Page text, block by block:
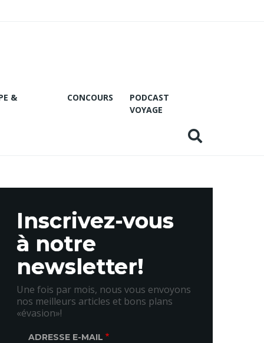
&
CONCOURS
PODCAST
VOYAGE
Inscrivez-vous
à notre
newsletter!
Une fois par mois, nous vous envoyons
nos meilleurs articles et bons plans
«évasion»!
ADRESSE E-MAIL